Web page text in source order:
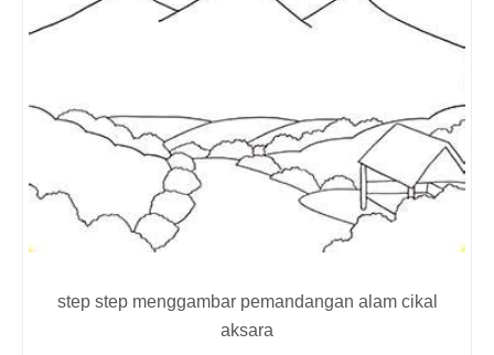
step step menggambar pemandangan alam cikal
aksara